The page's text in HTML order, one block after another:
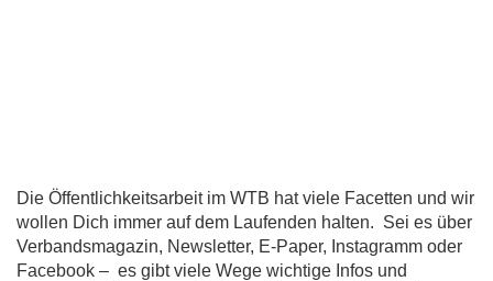
Die Öffentlichkeitsarbeit im WTB hat viele Facetten und wir
wollen Dich immer auf dem Laufenden halten. Sei es über
Verbandsmagazin, Newsletter, E-Paper, Instagramm oder
Facebook – es gibt viele Wege wichtige Infos und